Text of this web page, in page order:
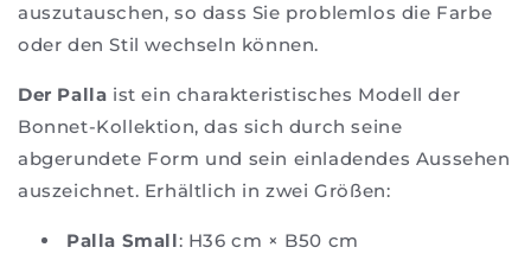
auszutauschen, so dass Sie problemlos die Farbe
oder den Stil wechseln können.
Der Palla ist ein charakteristisches Modell der
Bonnet-Kollektion, das sich durch seine
abgerundete Form und sein einladendes Aussehen
auszeichnet. Erhältlich in zwei Größen:
Palla Small: H36 cm × B50 cm